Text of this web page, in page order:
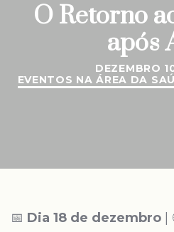
O Retorno
após
DEZEMBRO
EVENTOS NA ÁREA DA
📅 Dia 18 de dezembro |